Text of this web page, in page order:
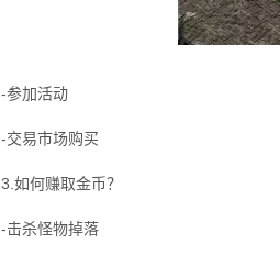
-参加活动
-交易市场购买
3.如何赚取金币？
-击杀怪物掉落